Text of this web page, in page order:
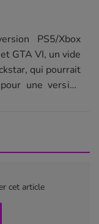
PS5/Xbox
GTA VI, un vide
qui pourrait
une version
cet article